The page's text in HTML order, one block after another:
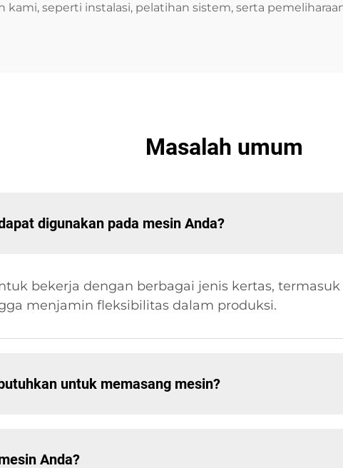
seperti instalasi, pelatihan sistem, serta
Masalah umum
digunakan pada mesin Anda?
bekerja dengan berbagai jenis kertas,
menjamin fleksibilitas dalam produksi.
untuk memasang mesin?
Anda?